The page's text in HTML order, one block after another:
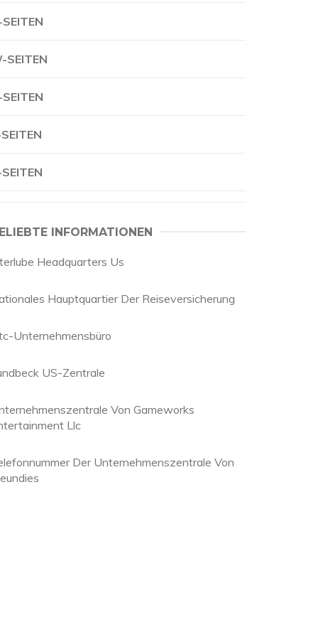
SEITEN
INFORMATIONEN
Headquarters Us
Hauptquartier Der Reiseversicherung
Unternehmensbüro
US-Zentrale
Von Gameworks
Llc
Der Unternehmenszentrale Von